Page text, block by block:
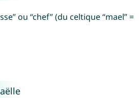
ou “chef” (du celtique “mael” =